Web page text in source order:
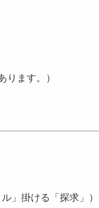
ります。）
」掛ける「探求」）